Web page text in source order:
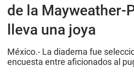
de la Mayweather-
lleva una joya
México.- La diadema fue
encuesta entre aficionados al